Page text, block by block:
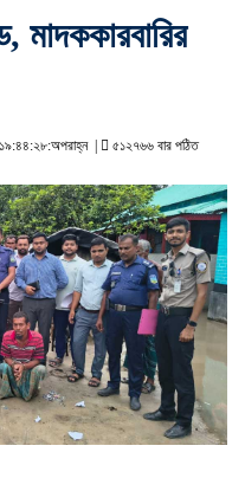
মাদককারবারির
| ৫১২৭৬৬ বার পঠিত